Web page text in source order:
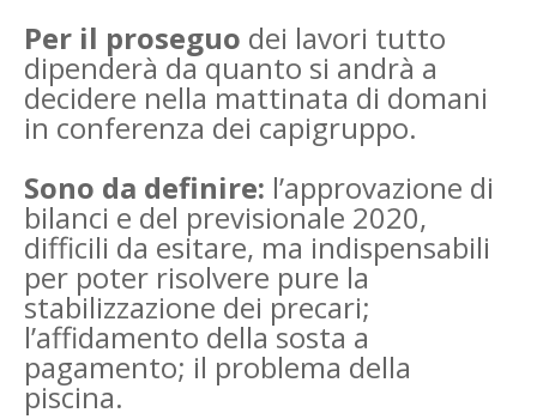
Per il proseguo dei lavori tutto
dipenderà da quanto si andrà a
decidere nella mattinata di domani
in conferenza dei capigruppo.
Sono da definire: l’approvazione di
bilanci e del previsionale 2020,
difficili da esitare, ma indispensabili
per poter risolvere pure la
stabilizzazione dei precari;
l’affidamento della sosta a
pagamento; il problema della
piscina.